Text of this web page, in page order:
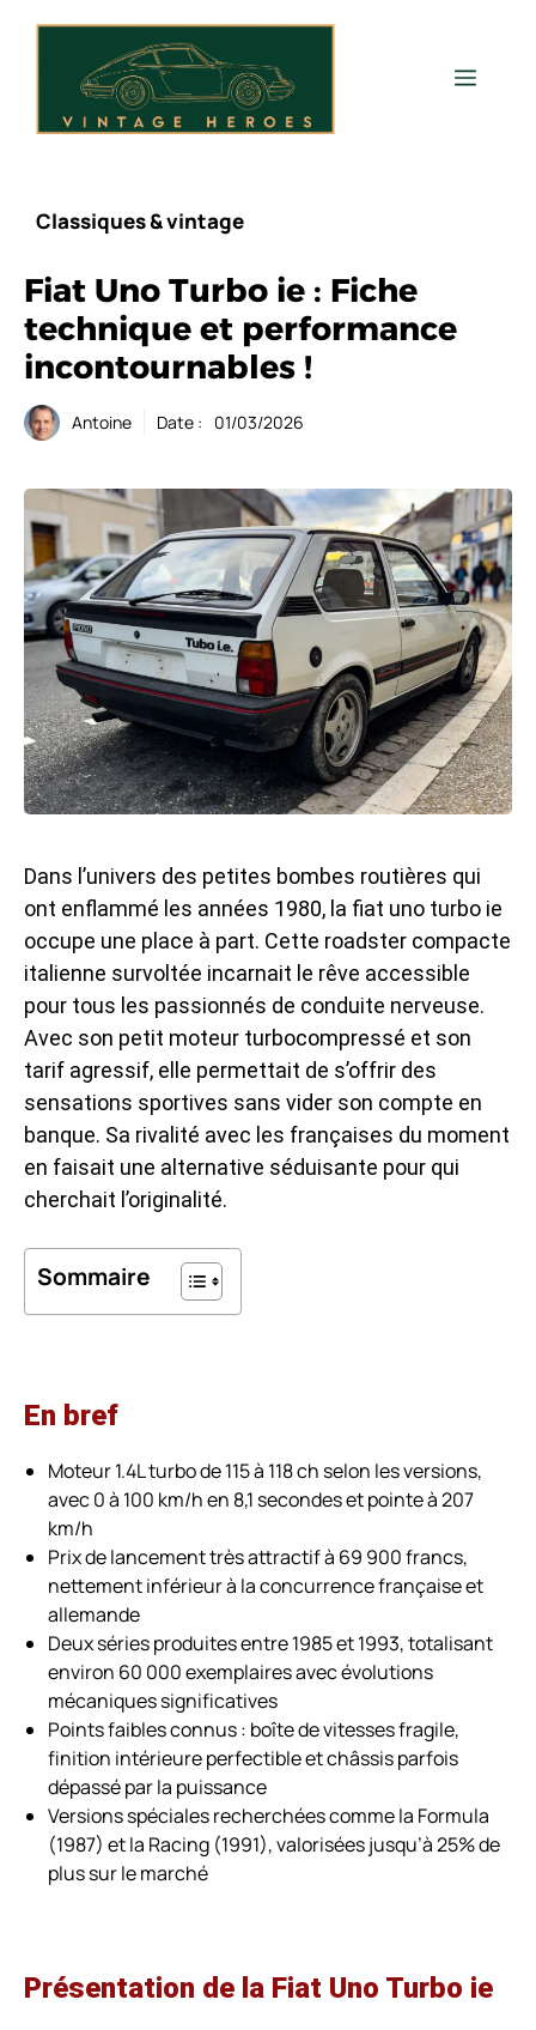
Menu
Classiques & vintage
Fiat Uno Turbo ie : Fiche
technique et performance
incontournables !
Antoine Date : 01/03/2026
Dans l’univers des petites bombes routières qui
ont enflammé les années 1980, la fiat uno turbo ie
occupe une place à part. Cette roadster compacte
italienne survoltée incarnait le rêve accessible
pour tous les passionnés de conduite nerveuse.
Avec son petit moteur turbocompressé et son
tarif agressif, elle permettait de s’offrir des
sensations sportives sans vider son compte en
banque. Sa rivalité avec les françaises du moment
en faisait une alternative séduisante pour qui
cherchait l’originalité.
Sommaire
En bref
Moteur 1.4L turbo de 115 à 118 ch selon les versions,
avec 0 à 100 km/h en 8,1 secondes et pointe à 207
km/h
Prix de lancement très attractif à 69 900 francs,
nettement inférieur à la concurrence française et
allemande
Deux séries produites entre 1985 et 1993, totalisant
environ 60 000 exemplaires avec évolutions
mécaniques significatives
Points faibles connus : boîte de vitesses fragile,
finition intérieure perfectible et châssis parfois
dépassé par la puissance
Versions spéciales recherchées comme la Formula
(1987) et la Racing (1991), valorisées jusqu’à 25% de
plus sur le marché
Présentation de la Fiat Uno Turbo ie